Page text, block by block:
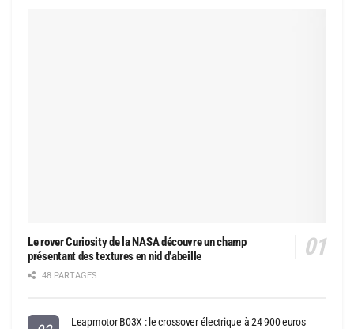
Le rover Curiosity de la NASA découvre un champ
présentant des textures en nid d’abeille
48 PARTAGES
Leapmotor B03X : le crossover électrique à 24 900 euros